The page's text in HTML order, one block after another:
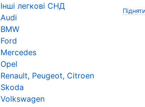
Інші легкові СНД
Audi
BMW
Ford
Mercedes
Opel
Renault, Peugeot, Citroen
Skoda
Volkswagen